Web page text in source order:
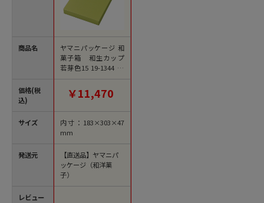
商品名
価格(税
込)
サイズ
発送元
レビュー
ヤマニパッケージ 和
菓子箱 和生カップ
若芽色15 19-1344 50
個/束（ご注文単位1
束）【直送品】
￥11,470
内寸：183×303×47
mm
【直送品】ヤマニパ
ッケージ（和洋菓
子）